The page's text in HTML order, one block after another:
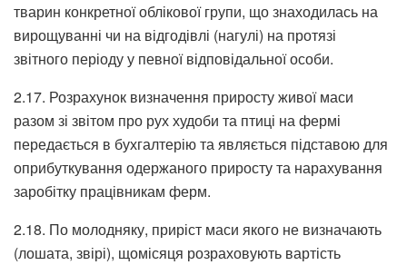
тварин конкретної облікової групи, що знаходилась на
вирощуванні чи на відгодівлі (нагулі) на протязі
звітного періоду у певної відповідальної особи.
2.17. Розрахунок визначення приросту живої маси
разом зі звітом про рух худоби та птиці на фермі
передається в бухгалтерію та являється підставою для
оприбуткування одержаного приросту та нарахування
заробітку працівникам ферм.
2.18. По молодняку, приріст маси якого не визначають
(лошата, звірі), щомісяця розраховують вартість